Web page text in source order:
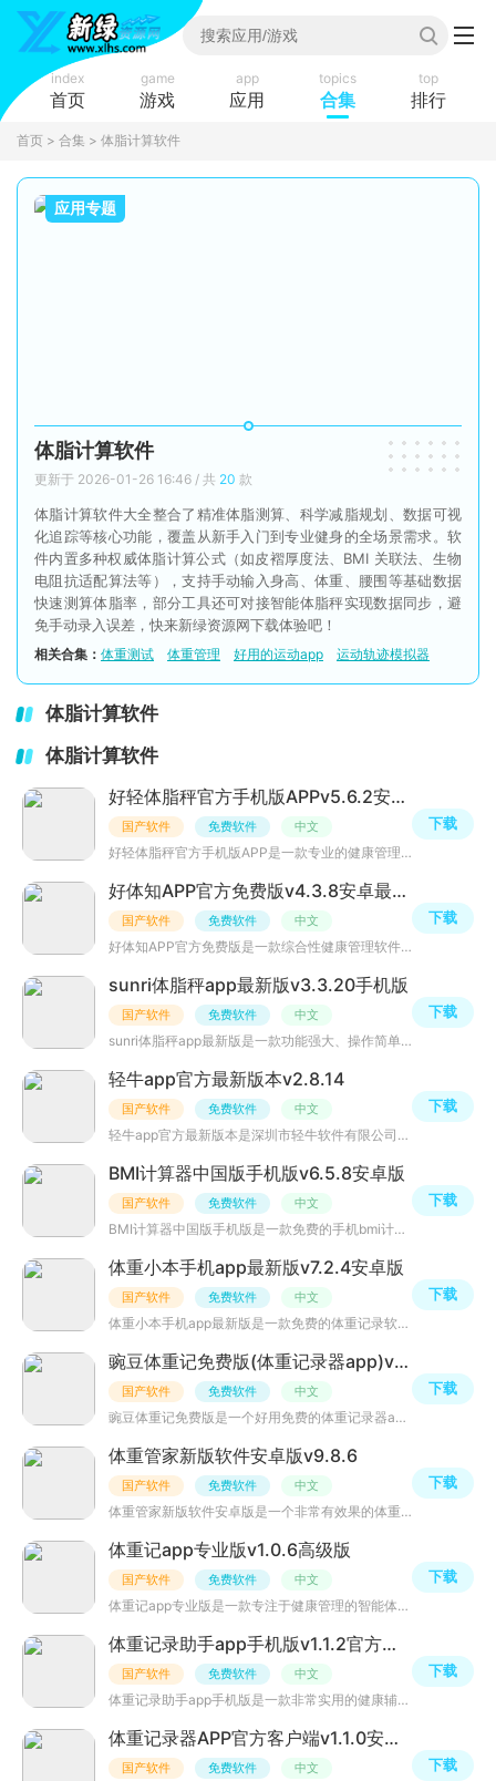
index
首页
game
游戏
app
应用
topics
合集
top
排行
首页 > 合集 > 体脂计算软件
应用专题
体脂计算软件
更新于 2026-01-26 16:46 / 共 20 款
体脂计算软件大全整合了精准体脂测算、科学减脂规划、数据可视
化追踪等核心功能，覆盖从新手入门到专业健身的全场景需求。软
件内置多种权威体脂计算公式（如皮褶厚度法、BMI 关联法、生物
电阻抗适配算法等），支持手动输入身高、体重、腰围等基础数据
快速测算体脂率，部分工具还可对接智能体脂秤实现数据同步，避
免手动录入误差，快来新绿资源网下载体验吧！
相关合集： 体重测试 体重管理 好用的运动app 运动轨迹模拟器
体脂计算软件
体脂计算软件
好轻体脂秤官方手机版APPv5.6.2安卓最新版
国产软件 免费软件 中文
好轻体脂秤官方手机版APP是一款专业的健康管理应用，旨在帮助用户轻松实现科学健康的减肥目标。通过个性化的
下载
好体知APP官方免费版v4.3.8安卓最新版
国产软件 免费软件 中文
好体知APP官方免费版是一款综合性健康管理软件，旨在为不同年龄和需求的用户提供全面的体重管理、智能运动指
下载
sunri体脂秤app最新版v3.3.20手机版
国产软件 免费软件 中文
sunri体脂秤app最新版是一款功能强大、操作简单的运动健康管理软件，它提供了全面的运动数据记录和健康分析
下载
轻牛app官方最新版本v2.8.14
国产软件 免费软件 中文
轻牛app官方最新版本是深圳市轻牛软件有限公司开发的健康测量设备app，用户可快速连接云康宝体脂秤等智能设
下载
BMI计算器中国版手机版v6.5.8安卓版
国产软件 免费软件 中文
BMI计算器中国版手机版是一款免费的手机bmi计算器，支持中国标准、国际标准等多个bmi标准值计算，能够根据你
下载
体重小本手机app最新版v7.2.4安卓版
国产软件 免费软件 中文
体重小本手机app最新版是一款免费的体重记录软件，无广告，不收费，界面简洁干净，能够详细记录体重、早餐、
下载
豌豆体重记免费版(体重记录器app)v4.9.3
国产软件 免费软件 中文
豌豆体重记免费版是一个好用免费的体重记录器app，能够根据你的体重、身高、年龄、目标等设置专属的减肥计划
下载
体重管家新版软件安卓版v9.8.6
国产软件 免费软件 中文
体重管家新版软件安卓版是一个非常有效果的体重管理软件，能够根据你的个人身体状态提供个性化的体重智能管
下载
体重记app专业版v1.0.6高级版
国产软件 免费软件 中文
体重记app专业版是一款专注于健康管理的智能体重追踪工具，通过科学的数据分析与可视化呈现，帮助用户精准掌
下载
体重记录助手app手机版v1.1.2官方安卓版
国产软件 免费软件 中文
体重记录助手app手机版是一款非常实用的健康辅助软件，其个性化设置、数据分析功能、简单易用等优势，让用户
下载
体重记录器APP官方客户端v1.1.0安卓最新版
国产软件 免费软件 中文 下载